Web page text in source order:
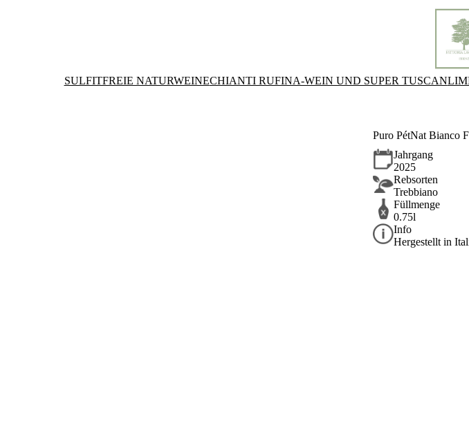
SULFITFREIE NATURWEINECHIANTI RUFINA-WEIN UND SUPER TUSCAN
Puro PétNat Bianco
Jahrgang
2025
Rebsorten
Trebbiano
Füllmenge
0.75l
Info
Hergestellt in